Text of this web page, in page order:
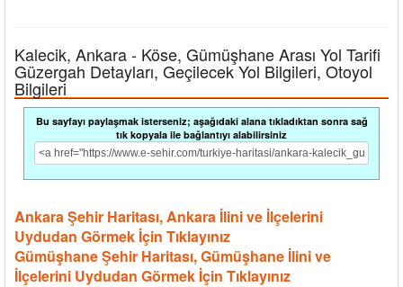
Kalecik, Ankara - Köse, Gümüşhane Arası Yol Tarifi
Güzergah Detayları, Geçilecek Yol Bilgileri, Otoyol
Bilgileri
Bu sayfayı paylaşmak isterseniz; aşağıdaki alana tıkladıktan sonra sağ
tık kopyala ile bağlantıyı alabilirsiniz
Ankara Şehir Haritası, Ankara İlini ve İlçelerini
Uydudan Görmek İçin Tıklayınız
Gümüşhane Şehir Haritası, Gümüşhane İlini ve
İlçelerini Uydudan Görmek İçin Tıklayınız